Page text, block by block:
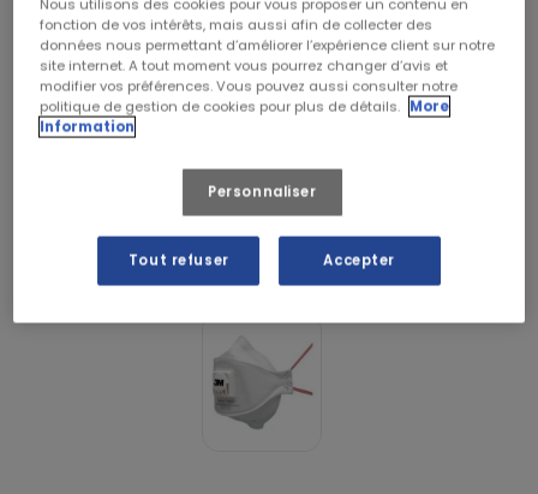
Nous utilisons des cookies pour vous proposer un contenu en
fonction de vos intérêts, mais aussi afin de collecter des
données nous permettant d’améliorer l’expérience client sur notre
site internet. A tout moment vous pourrez changer d’avis et
modifier vos préférences. Vous pouvez aussi consulter notre
politique de gestion de cookies pour plus de détails. More
Information
Personnaliser
Tout refuser Accepter